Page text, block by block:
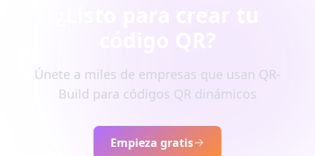
Únete a miles de empresas que usan QR-
Build para códigos QR dinámicos
Empieza gratis